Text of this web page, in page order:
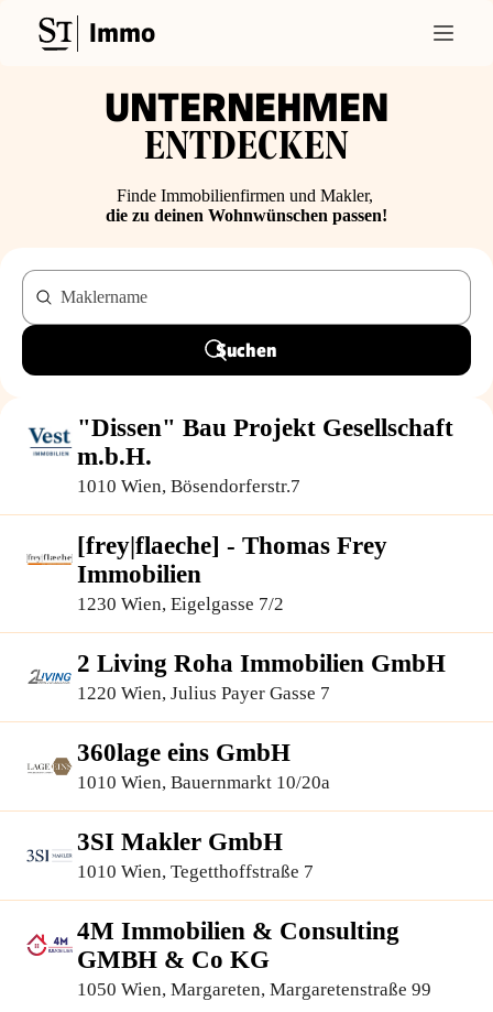
Immo
UNTERNEHMEN
ENTDECKEN
Finde Immobilienfirmen und Makler,
die zu deinen Wohnwünschen passen!
Maklername
Suchen
"Dissen" Bau Projekt Gesellschaft
m.b.H.
1010 Wien, Bösendorferstr.7
[frey|flaeche] - Thomas Frey
Immobilien
1230 Wien, Eigelgasse 7/2
2 Living Roha Immobilien GmbH
1220 Wien, Julius Payer Gasse 7
360lage eins GmbH
1010 Wien, Bauernmarkt 10/20a
3SI Makler GmbH
1010 Wien, Tegetthoffstraße 7
4M Immobilien & Consulting
GMBH & Co KG
1050 Wien, Margareten, Margaretenstraße 99